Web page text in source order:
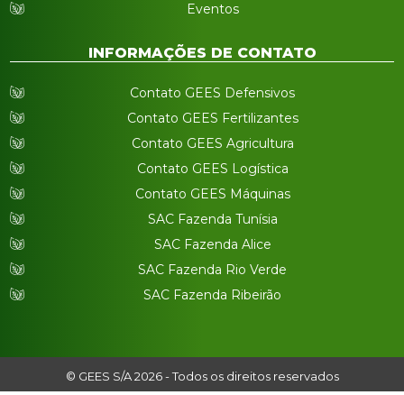
Eventos
INFORMAÇÕES DE CONTATO
Contato GEES Defensivos
Contato GEES Fertilizantes
Contato GEES Agricultura
Contato GEES Logística
Contato GEES Máquinas
SAC Fazenda Tunísia
SAC Fazenda Alice
SAC Fazenda Rio Verde
SAC Fazenda Ribeirão
© GEES S/A 2026 - Todos os direitos reservados